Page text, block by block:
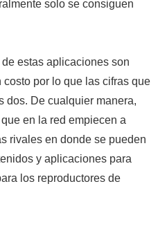
solo se consiguen
estas aplicaciones son
por lo que las cifras que
dos. De cualquier manera,
en la red empiecen a
rivales en donde se pueden
y aplicaciones para
los reproductores de